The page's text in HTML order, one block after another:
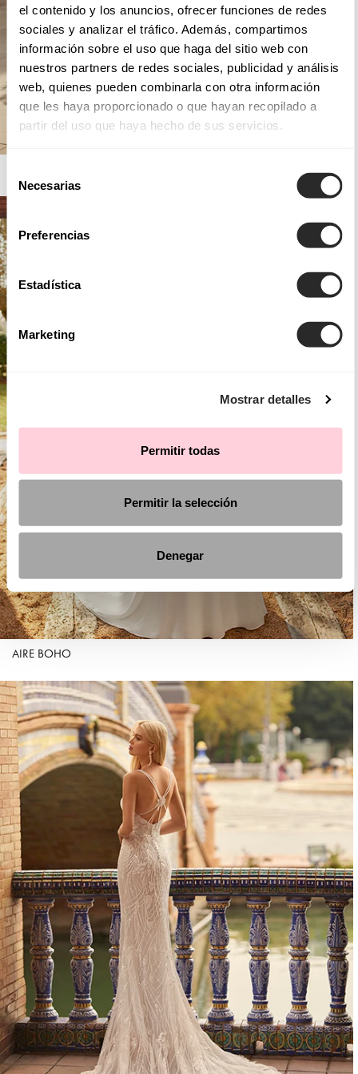
el contenido y los anuncios, ofrecer funciones de redes
sociales y analizar el tráfico. Además, compartimos
información sobre el uso que haga del sitio web con
nuestros partners de redes sociales, publicidad y análisis
web, quienes pueden combinarla con otra información
que les haya proporcionado o que hayan recopilado a
partir del uso que haya hecho de sus servicios.
consentimiento
Necesarias
Preferencias
Estadística
Marketing
Mostrar detalles
Permitir todas
Permitir la selección
Denegar
AIRE BOHO